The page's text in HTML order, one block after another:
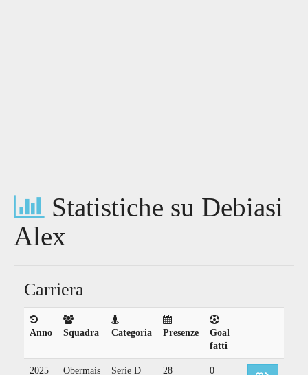
Statistiche su Debiasi
Alex
Carriera
Anno Squadra Categoria Presenze
Goal
fatti
2025 Obermais Serie D 28 0